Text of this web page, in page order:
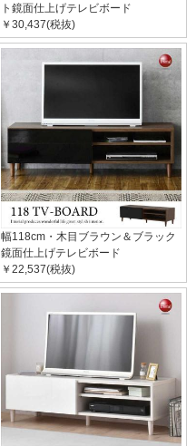
ト鏡面仕上げテレビボード
￥30,437(税抜)
幅118cm・木目ブラウン＆ブラック
鏡面仕上げテレビボード
￥22,537(税抜)